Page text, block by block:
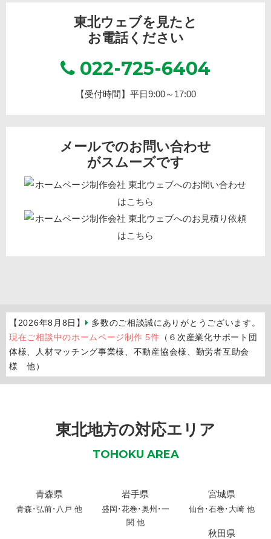
東北ウェブを見たと
お電話ください
022-725-6404
【受付時間】平日9:00～17:00
メールでのお問い合わせ
がスムーズです
【2026年8月8日】
多数のご相談誠にありがとうございます。
現在ご相談中のホームページ制作 5件 （６次産業化サポート団
体様、人材マッチング事業様、不動産協会様、勤労者互助会
様 他）
東北地方の対応エリア
TOHOKU AREA
青森県
青森 ･弘前･ 八戸 他
岩手県
盛岡 ･花巻 ･奥州 ･一
関 他
宮城県
仙台･石巻･大崎 他
秋田県